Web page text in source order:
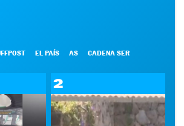
EL PAÍS AS CADENA SER
2